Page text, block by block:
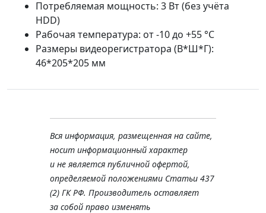
Потребляемая мощность: 3 Вт (без учёта
HDD)
Рабочая температура: от -10 до +55 °С
Размеры видеорегистратора (В*Ш*Г):
46*205*205 мм
Вся информация, размещенная на сайте,
носит информационный характер
и не является публичной офертой,
определяемой положениями Статьи 437
(2) ГК РФ. Производитель оставляет
за собой право изменять